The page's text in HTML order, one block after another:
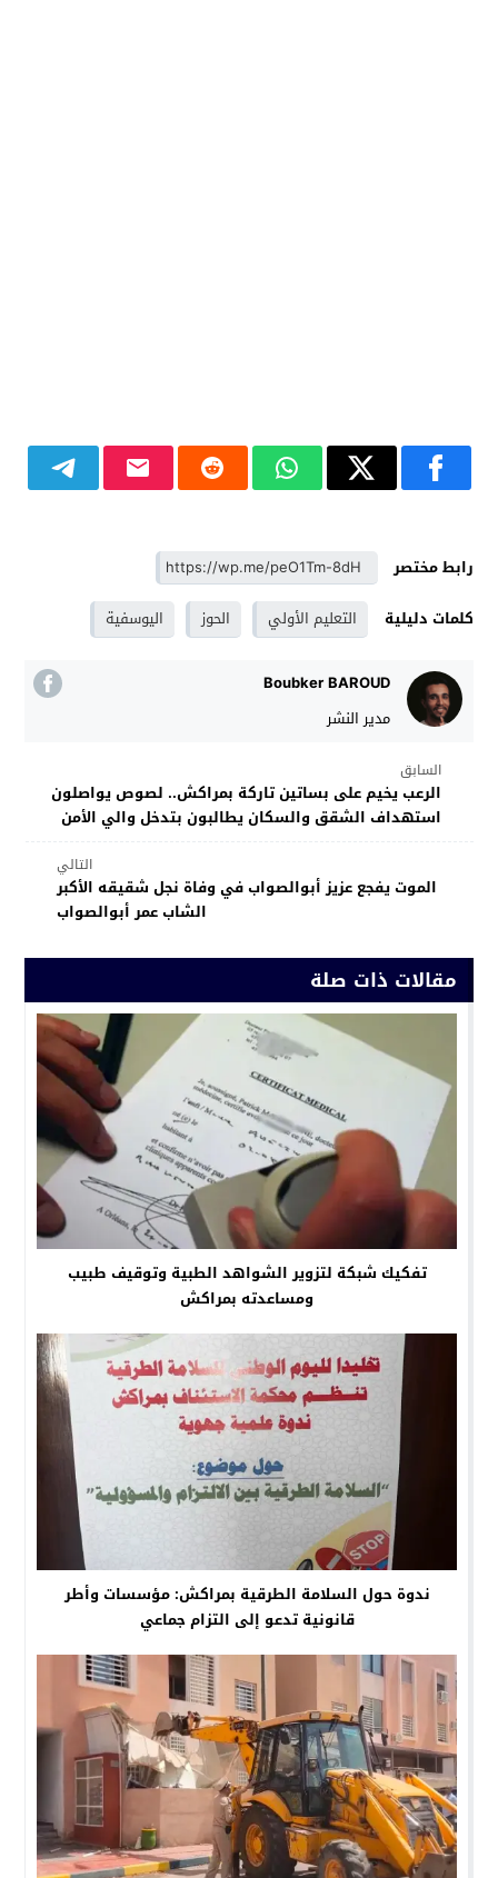
رابط مختصر
كلمات دليلية
التعليم الأولي الحوز اليوسفية
Boubker BAROUD
مدير النشر
السابق
الرعب يخيم على بساتين تاركة بمراكش.. لصوص يواصلون
استهداف الشقق والسكان يطالبون بتدخل والي الأمن
التالي
الموت يفجع عزيز أبوالصواب في وفاة نجل شقيقه الأكبر
الشاب عمر أبوالصواب
مقالات ذات صلة
تفكيك شبكة لتزوير الشواهد الطبية وتوقيف طبيب
ومساعدته بمراكش
ندوة حول السلامة الطرقية بمراكش: مؤسسات وأطر
قانونية تدعو إلى التزام جماعي